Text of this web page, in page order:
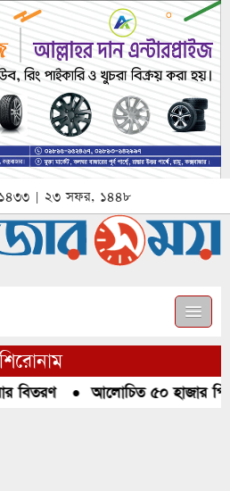
| ২৩ সফর, ১৪৪৮
বিতরণ●আলোচিত ৫০ হাজার পিস